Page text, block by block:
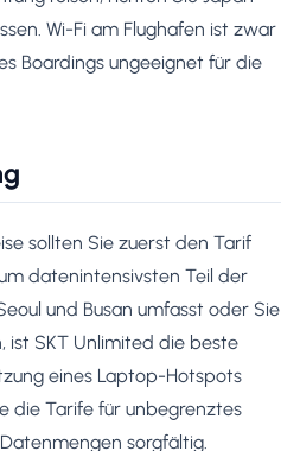
Wi-Fi am Flughafen ist zwar
Boardings ungeeignet für die
sollten Sie zuerst den Tarif
datenintensivsten Teil der
und Busan umfasst oder Sie
ist SKT Unlimited die beste
eines Laptop-Hotspots
die Tarife für unbegrenztes
sorgfältig.